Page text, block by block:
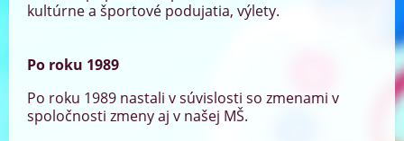
kultúrne a športové podujatia, výlety.
Po roku 1989
Po roku 1989 nastali v súvislosti so zmenami v
spoločnosti zmeny aj v našej MŠ.